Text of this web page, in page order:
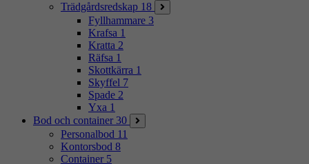
Trädgårdsredskap 18
Fyllhammare 3
Krafsa 1
Kratta 2
Räfsa 1
Skottkärra 1
Skyffel 7
Spade 2
Yxa 1
Bod och container 30
Personalbod 11
Kontorsbod 8
Container 5